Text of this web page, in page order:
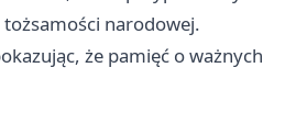
narodowej.
że pamięć o ważnych